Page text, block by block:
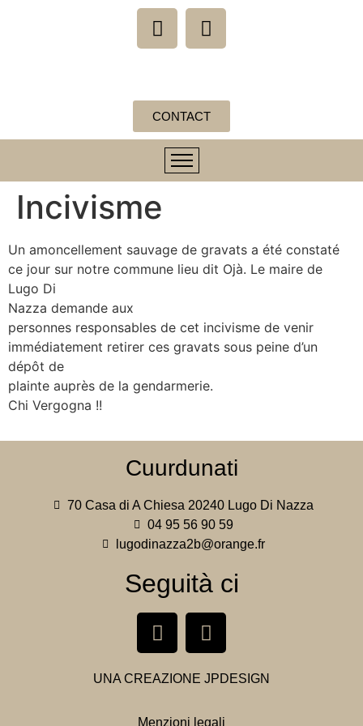
CONTACT
Incivisme
Un amoncellement sauvage de gravats a été constaté
ce jour sur notre commune lieu dit Ojà. Le maire de
Lugo Di
Nazza demande aux
personnes responsables de cet incivisme de venir
immédiatement retirer ces gravats sous peine d’un
dépôt de
plainte auprès de la gendarmerie.
Chi Vergogna !!
Cuurdunati
70 Casa di A Chiesa 20240 Lugo Di Nazza
04 95 56 90 59
lugodinazza2b@orange.fr
Seguità ci
UNA CREAZIONE JPDESIGN
Menzioni legali